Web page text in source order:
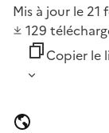
Mis à jour le 21
129
Copier le